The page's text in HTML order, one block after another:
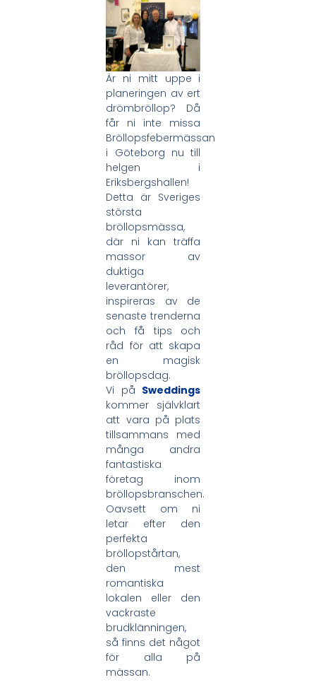
Är ni mitt uppe i
planeringen av ert
drömbröllop? Då
får ni inte missa
Bröllopsfebermässan
i Göteborg nu till
helgen i
Eriksbergshallen!
Detta är Sveriges
största
bröllopsmässa,
där ni kan träffa
massor av
duktiga
leverantörer,
inspireras av de
senaste trenderna
och få tips och
råd för att skapa
en magisk
bröllopsdag.
Vi på Sweddings
kommer självklart
att vara på plats
tillsammans med
många andra
fantastiska
företag inom
bröllopsbranschen.
Oavsett om ni
letar efter den
perfekta
bröllopstårtan,
den mest
romantiska
lokalen eller den
vackraste
brudklänningen,
så finns det något
för alla på
mässan.